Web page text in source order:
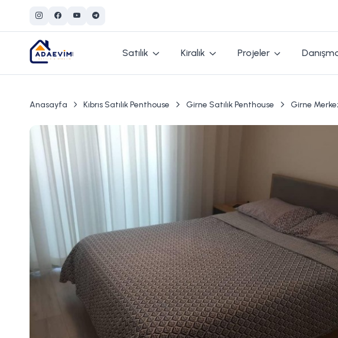
Satılık Kiralık Projeler
Anasayfa Kıbrıs Satılık Penthouse Girne Satılık Penthouse Girne